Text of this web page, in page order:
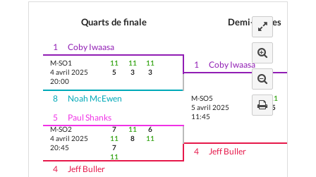
Quarts de finale Demi-finales
1 Coby Iwaasa
M-SO1
4 avril 2025
20:00
11
5
11
3
11
3
8
Noah McEwen
5
Paul Shanks
M-SO2
4 avril 2025
20:45
7
11
11
8
6
11
7
11
4
Jeff Buller
1 Coby Iwaasa
M-SO5
5 avril 2025
11:45
11
5
11
5
4 Jeff Buller